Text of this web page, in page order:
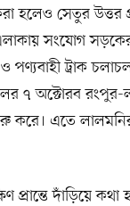
হলেও সেতুর উত্তর
সংযোগ
পণ্যবাহী ট্রাক
৭ অক্টোরব রংপুর-
করে। এতে
প্রান্তে দাঁড়িয়ে